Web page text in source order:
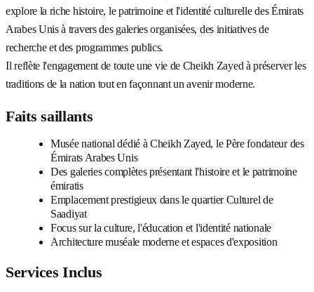
explore la riche histoire, le patrimoine et l'identité culturelle des Émirats
Arabes Unis à travers des galeries organisées, des initiatives de
recherche et des programmes publics.
Il reflète l'engagement de toute une vie de Cheikh Zayed à préserver les
traditions de la nation tout en façonnant un avenir moderne.
Faits saillants
Musée national dédié à Cheikh Zayed, le Père fondateur des
Émirats Arabes Unis
Des galeries complètes présentant l'histoire et le patrimoine
émiratis
Emplacement prestigieux dans le quartier Culturel de
Saadiyat
Focus sur la culture, l'éducation et l'identité nationale
Architecture muséale moderne et espaces d'exposition
Services Inclus